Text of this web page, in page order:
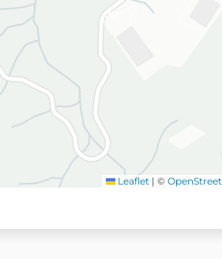
Leaflet | ©